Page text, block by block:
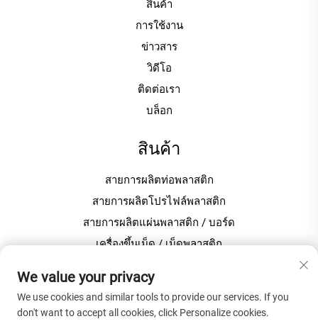
สินค้า
การใช้งาน
ข่าวสาร
วิดีโอ
ติดต่อเรา
บล็อก
สินค้า
สายการผลิตท่อพลาสติก
สายการผลิตโปรไฟล์พลาสติก
สายการผลิตแผ่นพลาสติก / บอร์ด
เครื่องขึ้นเม็ด / เม็ดพลาสติก
เกี่ยวกับบริษัท
We value your privacy
We use cookies and similar tools to provide our services. If you
don't want to accept all cookies, click Personalize cookies.